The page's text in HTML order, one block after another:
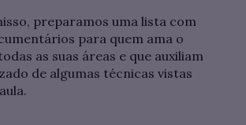
preparamos uma lista com
para quem ama o
as suas áreas e que auxiliam
de algumas técnicas vistas